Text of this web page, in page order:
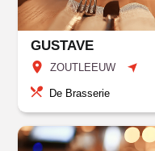
GUSTAVE
ZOUTLEEUW
De Brasserie